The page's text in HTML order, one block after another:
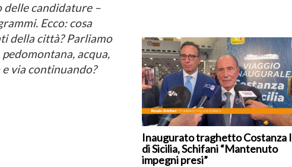
candidature –
Ecco: cosa
della città? Parliamo
acqua,
via continuando?
Inaugurato traghetto Costanza I
di Sicilia, Schifani “Mantenuto
impegni presi”